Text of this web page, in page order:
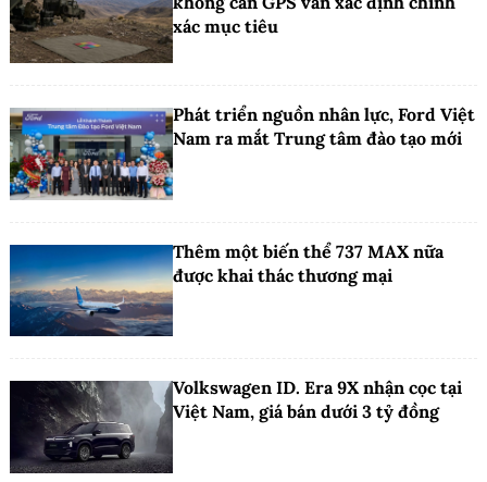
xác mục tiêu
Phát triển nguồn nhân lực, Ford Việt
Nam ra mắt Trung tâm đào tạo mới
Thêm một biến thể 737 MAX nữa
được khai thác thương mại
Volkswagen ID. Era 9X nhận cọc tại
Việt Nam, giá bán dưới 3 tỷ đồng